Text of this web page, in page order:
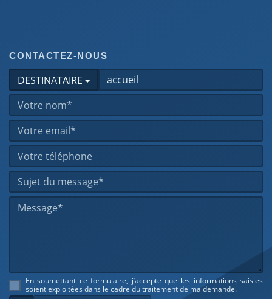
CONTACTEZ-NOUS
DESTINATAIRE
En soumettant ce formulaire, j’accepte que les informations saisies
soient exploitées dans le cadre du traitement de ma demande.